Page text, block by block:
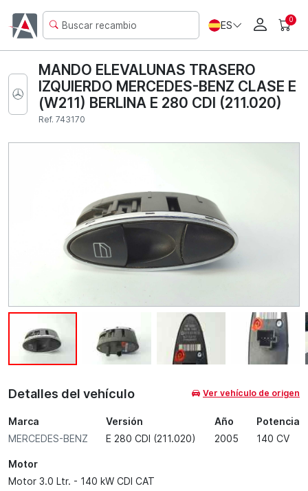
ES 0
MANDO ELEVALUNAS TRASERO
IZQUIERDO MERCEDES-BENZ CLASE E
(W211) BERLINA E 280 CDI (211.020)
Ref. 743170
Detalles del vehículo Ver vehículo de origen
Marca
MERCEDES-BENZ
Versión
E 280 CDI (211.020)
Año
2005
Potencia
140 CV
Motor
Motor 3.0 Ltr. - 140 kW CDI CAT